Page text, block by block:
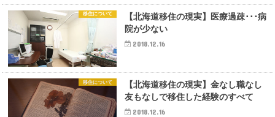
移住について
【北海道移住の現実】医療過疎･･･病
院が少ない
2018.12.16
移住について
【北海道移住の現実】金なし職なし
友もなしで移住した経験のすべて
2018.12.16